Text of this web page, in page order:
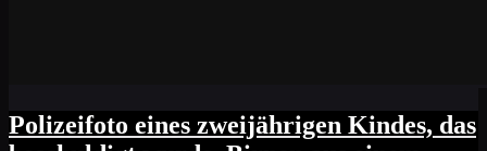
Polizeifoto eines zweijährigen Kindes, das